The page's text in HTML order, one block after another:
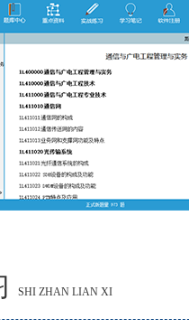
SHI ZHAN LIAN XI